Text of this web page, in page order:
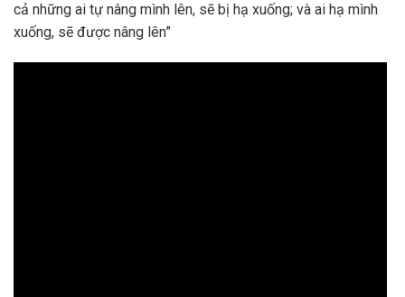
cả những ai tự nâng mình lên, sẽ bị hạ xuống; và ai hạ mình
xuống, sẽ được nâng lên”